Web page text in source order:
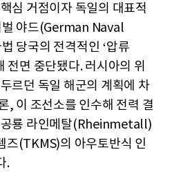
심 거점이자 독일의 대표적
벌 야드(German Naval
당국의 전격적인 ‘압류
면 중단됐다. 러시아의 위
르던 독일 해군의 계획에 차
, 이 조선소를 인수해 전력 결
공룡 라인메탈(Rheinmetall)
즈(TKMS)의 아우토반식 인
.